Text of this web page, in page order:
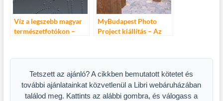
Víz a legszebb magyar
természetfotókon –
Bazárban
MyBudapest Photo
Project kiállítás – Az
Tetszett az ajánló? A cikkben bemutatott kötetet és
további ajánlatainkat közvetlenül a Libri webáruházában
találod meg. Kattints az alábbi gombra, és válogass a